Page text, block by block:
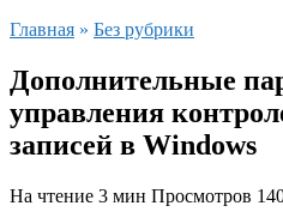
Главная » Без рубрики
Дополнительные
управления
записей в Windows
На чтение 3 мин Просмотров